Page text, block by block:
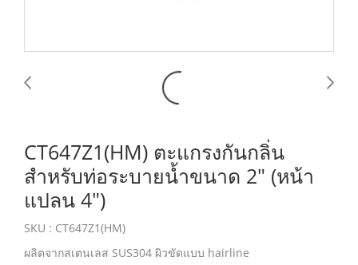
CT647Z1(HM) ตะแกรงกันกลิ่น
สำหรับท่อระบายน้ำขนาด 2″ (หน้า
แปลน 4″)
SKU : CT647Z1(HM)
ผลิตจากสเตนเลส SUS304 ผิวขัดแบบ hairline